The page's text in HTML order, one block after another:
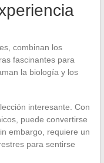
combinan los
fascinantes para
la biología y los
interesante. Con
puede convertirse
embargo, requiere un
para sentirse